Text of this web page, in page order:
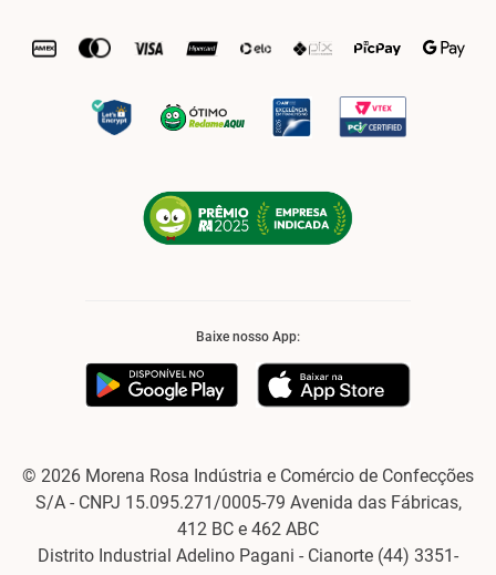
Baixe nosso App:
© 2026 Morena Rosa Indústria e Comércio de Confecções
S/A - CNPJ 15.095.271/0005-79 Avenida das Fábricas,
412 BC e 462 ABC
Distrito Industrial Adelino Pagani - Cianorte (44) 3351-